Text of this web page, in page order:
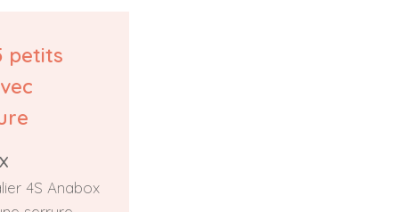
petits
4S Anabox